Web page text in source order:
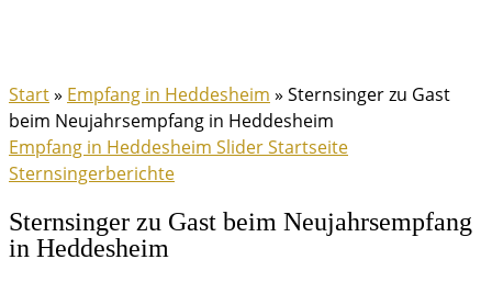
Start» Empfang in Heddesheim » Sternsinger zu Gast
beim Neujahrsempfang in Heddesheim
Empfang in Heddesheim SliderStartseite
Sternsingerberichte
Sternsinger zu Gast beim Neujahrsempfang
in Heddesheim